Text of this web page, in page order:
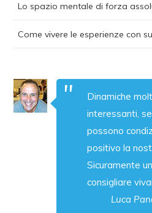
Lo spazio mentale di forza
Come vivere le esperienze con
Dinamiche
interessanti,
possono
positivo la
Sicuramente
consigliare
Luca